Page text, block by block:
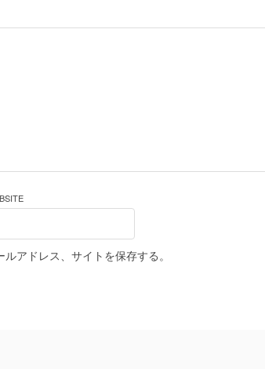
アドレス、サイトを保存する。